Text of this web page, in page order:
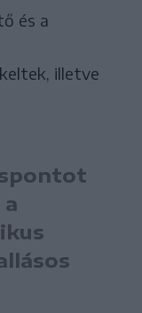
és a
illetve